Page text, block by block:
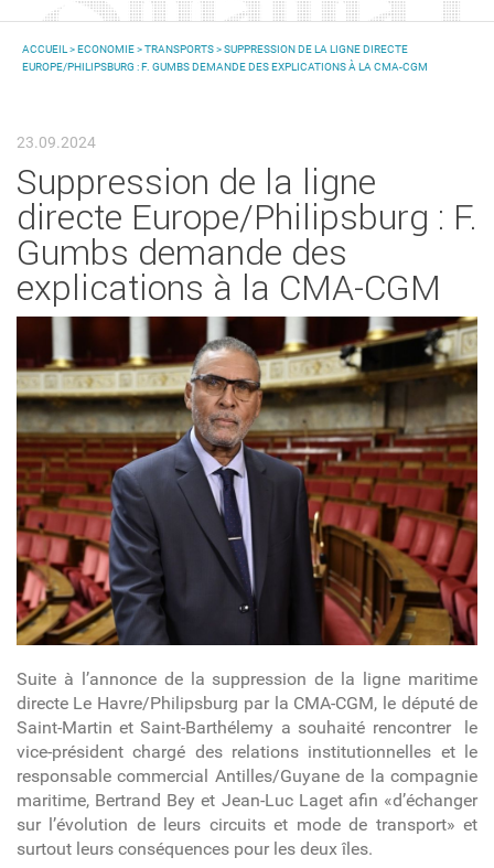
VOUS ÊTES ICI
ACCUEIL >ECONOMIE>TRANSPORTS> SUPPRESSION DE LA LIGNE DIRECTE
EUROPE/PHILIPSBURG : F. GUMBS DEMANDE DES EXPLICATIONS À LA CMA-CGM
23.09.2024
Suppression de la ligne
directe Europe/Philipsburg : F.
Gumbs demande des
explications à la CMA-CGM
Suite à l’annonce de la suppression de la ligne maritime
directe Le Havre/Philipsburg par la CMA-CGM, le député de
Saint-Martin et Saint-Barthélemy a souhaité rencontrer le
vice-président chargé des relations institutionnelles et le
responsable commercial Antilles/Guyane de la compagnie
maritime, Bertrand Bey et Jean-Luc Laget afin «d’échanger
sur l’évolution de leurs circuits et mode de transport» et
surtout leurs conséquences pour les deux îles.